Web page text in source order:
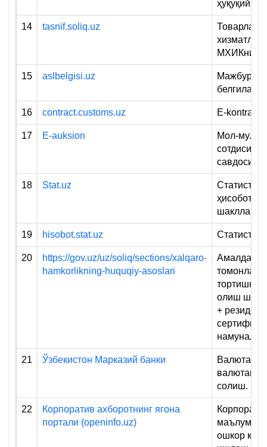
ҳуқуқий
14 tasnif.soliq.uz
Товарлар
хизматлар
МХИКни
15 aslbelgisi.uz
Мажбурий
белгилаш
16 contract.customs.uz E-kontrakt
17 E-auksion
Мол-мулк
сотдиси,
18 Stat.uz
Статистика
шакллари
19 hisobot.stat.uz
20
https://gov.uz/uz/soliq/sections/xalqaro-
hamkorlikning-huquqiy-asoslari
Амалдаги
томонлама
олиш
+
21 Ўзбекистон Марказий банки
Валюта
валютани
солиш.
22
Корпоратив ахборотнинг ягона
портали (openinfo.uz)
ошкор